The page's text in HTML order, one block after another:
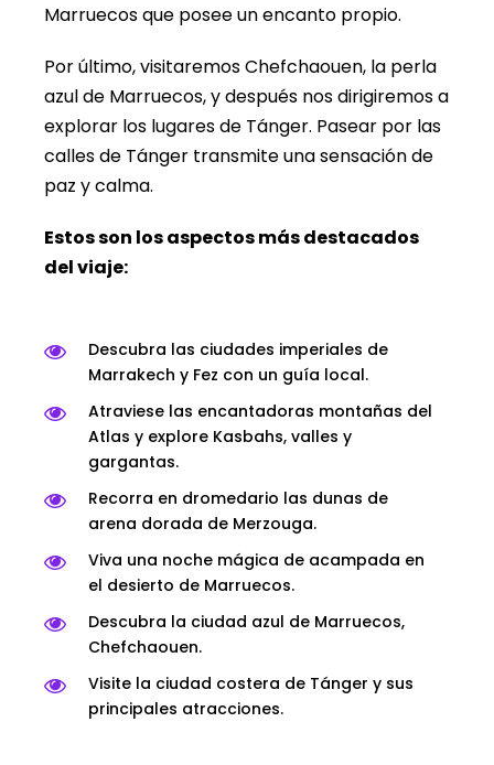
Marruecos que posee un encanto propio.
Por último, visitaremos Chefchaouen, la perla
azul de Marruecos, y después nos dirigiremos a
explorar los lugares de Tánger. Pasear por las
calles de Tánger transmite una sensación de
paz y calma.
Estos son los aspectos más destacados
del viaje:
Descubra las ciudades imperiales de
Marrakech y Fez con un guía local.
Atraviese las encantadoras montañas del
Atlas y explore Kasbahs, valles y
gargantas.
Recorra en dromedario las dunas de
arena dorada de Merzouga.
Viva una noche mágica de acampada en
el desierto de Marruecos.
Descubra la ciudad azul de Marruecos,
Chefchaouen.
Visite la ciudad costera de Tánger y sus
principales atracciones.